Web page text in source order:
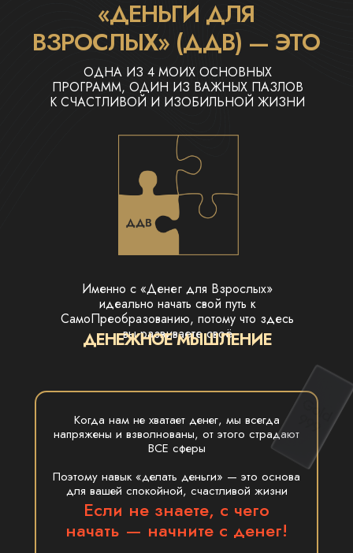
Когда нам не хватает денег, мы всегда
напряжены и взволнованы, от этого страдают
ВСЕ сферы
Поэтому навык «делать деньги» — это основа
для вашей спокойной, счастливой жизни
«ДЕНЬГИ ДЛЯ
ВЗРОСЛЫХ» (ДДВ) — ЭТО
ОДНА ИЗ 4 МОИХ ОСНОВНЫХ
ПРОГРАММ, ОДИН ИЗ ВАЖНЫХ ПАЗЛОВ
К СЧАСТЛИВОЙ И ИЗОБИЛЬНОЙ ЖИЗНИ
Если не знаете, с чего
начать — начните с денег!
Именно с «Денег для Взрослых»
идеально начать свой путь к
СамоПреобразованию, потому что здесь
вы развиваете своё
ДЕНЕЖНОЕ МЫШЛЕНИЕ